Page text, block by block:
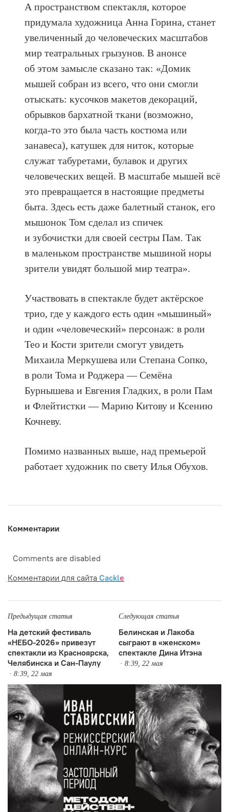
А пространством спектакля, которое
придумала художница Анна Горина, станет
увеличенный до человеческих масштабов
мир театральных грызунов. В анонсе
об этом замысле сказано так: «Домик
мышей собран из всего, что они смогли
отыскать: кусочков макетов декораций,
обрывков бархатной ткани (возможно,
когда-то это была часть костюма или
занавеса), катушек для ниток, которые
служат табуретами, булавок и других
человеческих вещей. В масштабе мышей всё
это превращается в настоящие предметы
быта. Здесь есть даже балетный станок, его
мышонок Том сделал из спичек
и зубочистки для своей сестры Пам. Так
в маленьком пространстве мышиной норы
зрители увидят большой мир театра».
Участвовать в спектакле будет актёрское
трио, где у каждого есть один «мышиный»
и один «человеческий» персонаж: в роли
Тео и Кости зрители смогут увидеть
Михаила Меркушева или Степана Сопко,
в роли Тома и Роджера — Семёна
Бурнышева и Евгения Гладких, в роли Пам
и Флейтистки — Марию Китову и Ксению
Кочневу.
Помимо названных выше, над премьерой
работает художник по свету Илья Обухов.
Комментарии
Comments are disabled
Комментарии для сайта Cackle
Предыдущая статья
На детский фестиваль
«НЕБО-2026» привезут
спектакли из Красноярска,
Челябинска и Сан-Паулу
8:39, 22 мая
Следующая статья
Белинская и Лакоба
сыграют в «женском»
спектакле Дина Итэна
8:39, 22 мая